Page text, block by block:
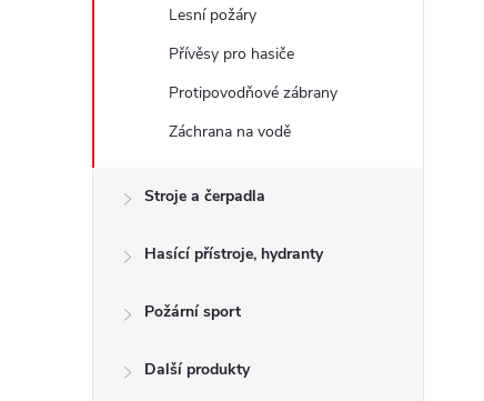
Lesní požáry
Přívěsy pro hasiče
Protipovodňové zábrany
Záchrana na vodě
Stroje a čerpadla
Hasící přístroje, hydranty
Požární sport
Další produkty